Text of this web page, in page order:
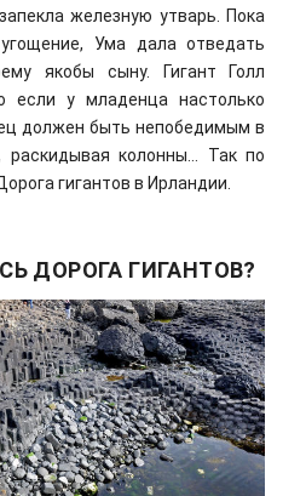
железную утварь. Пока
Ума дала отведать
якобы сыну. Гигант Голл
если у младенца настолько
должен быть непобедимым в
колонны… Так по
гигантов в Ирландии.
ДОРОГА ГИГАНТОВ?